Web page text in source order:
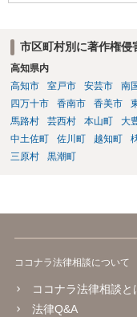
ておくことをお勧めしま
最終的には、個別の楽曲
ビスの規約を確認して判
市区町村別に著作権侵
高知県内
高知市
室戸市 安芸市 南
四万十市
香南市 香美市
馬路村
芸西村 本山町 大
中土佐町
佐川町 越知町
三原村
黒潮町
ココナラ法律相談について
ココナラ法律相談と
法律Q&A